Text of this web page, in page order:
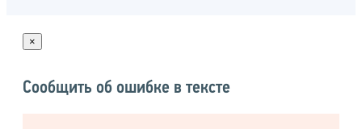
×
Сообщить об ошибке в тексте